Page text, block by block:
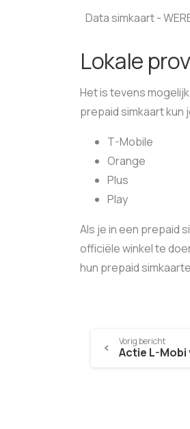
Data simkaart -
Lokale
Het is tevens
prepaid simkaart kun
T-Mobile
Orange
Plus
Play
Als je in een prepaid
officiële winkel te
hun prepaid
Vorig bericht